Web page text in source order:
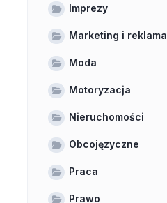
Imprezy
Marketing i reklama
Moda
Motoryzacja
Nieruchomości
Obcojęzyczne
Praca
Prawo